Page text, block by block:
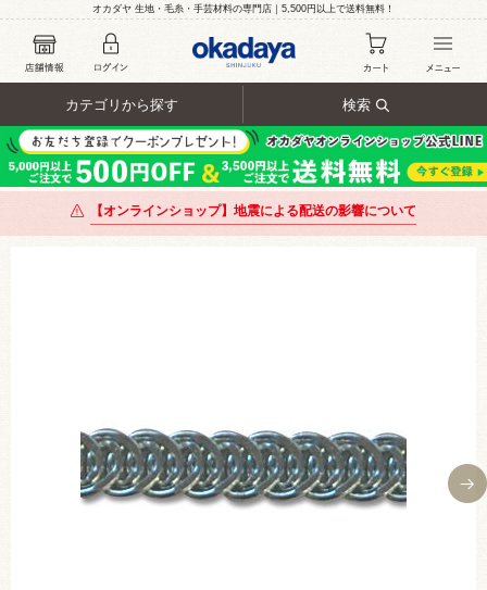
オカダヤ 生地・毛糸・手芸材料の専門店｜5,500円以上で送料無料！
カテゴリから探す 検索
【オンラインショップ】地震による配送の影響について